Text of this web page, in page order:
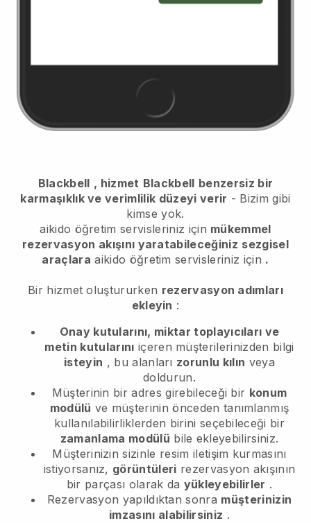
Blackbell , hizmet Blackbell benzersiz bir
karmaşıklık ve verimlilik düzeyi verir - Bizim gibi
kimse yok.
aikido öğretim servisleriniz için mükemmel
rezervasyon akışını yaratabileceğiniz sezgisel
araçlara aikido öğretim servisleriniz için .
Bir hizmet oluştururken rezervasyon adımları
ekleyin :
Onay kutularını, miktar toplayıcıları ve
metin kutularını içeren müşterilerinizden bilgi
isteyin , bu alanları zorunlu kılın veya
doldurun.
Müşterinin bir adres girebileceği bir konum
modülü ve müşterinin önceden tanımlanmış
kullanılabilirliklerden birini seçebileceği bir
zamanlama modülü bile ekleyebilirsiniz.
Müşterinizin sizinle resim iletişim kurmasını
istiyorsanız, görüntüleri rezervasyon akışının
bir parçası olarak da yükleyebilirler .
Rezervasyon yapıldıktan sonra müşterinizin
imzasını alabilirsiniz .